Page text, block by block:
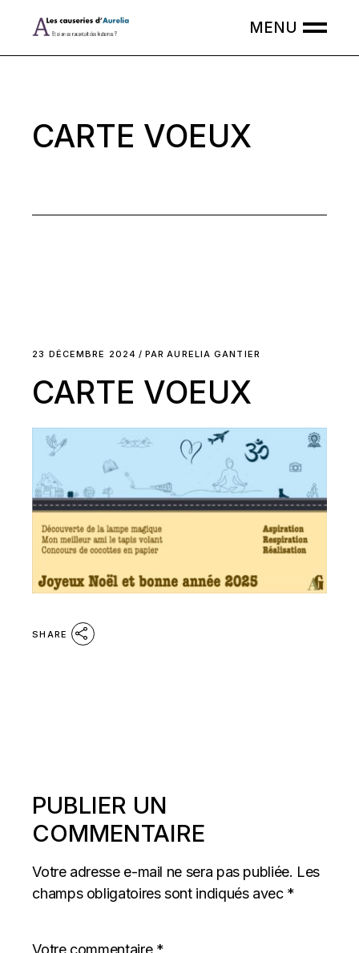
CARTE VOEUX
23 DÉCEMBRE 2024 PAR AURELIA GANTIER
CARTE VOEUX
SHARE
PUBLIER UN
COMMENTAIRE
Votre adresse e-mail ne sera pas publiée. Les
champs obligatoires sont indiqués avec *